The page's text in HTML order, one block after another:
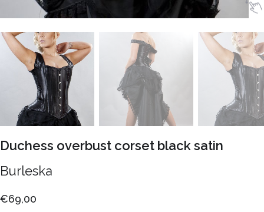
Duchess overbust corset black satin
Burleska
€69,00